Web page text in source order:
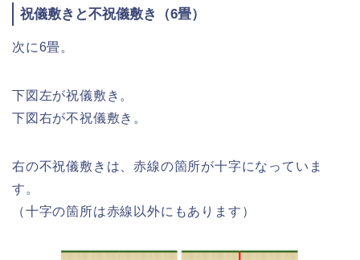
祝儀敷きと不祝儀敷き（6畳）
次に6畳。
下図左が祝儀敷き。
下図右が不祝儀敷き。
右の不祝儀敷きは、赤線の箇所が十字になっていま
す。
（十字の箇所は赤線以外にもあります）